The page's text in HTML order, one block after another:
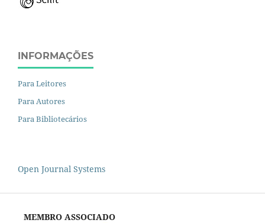
INFORMAÇÕES
Para Leitores
Para Autores
Para Bibliotecários
Open Journal Systems
MEMBRO ASSOCIADO